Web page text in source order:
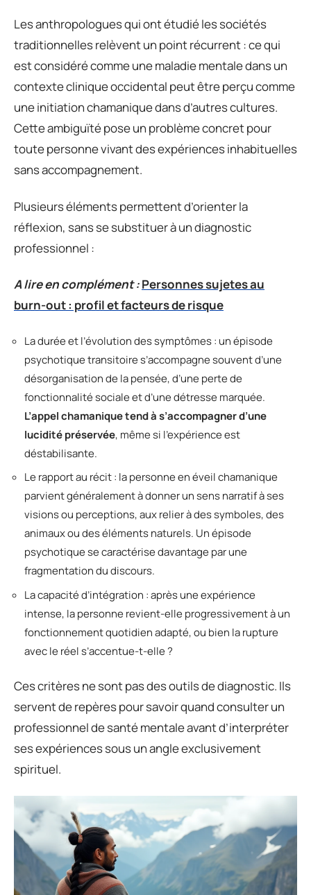
Les anthropologues qui ont étudié les sociétés
traditionnelles relèvent un point récurrent : ce qui
est considéré comme une maladie mentale dans un
contexte clinique occidental peut être perçu comme
une initiation chamanique dans d’autres cultures.
Cette ambiguïté pose un problème concret pour
toute personne vivant des expériences inhabituelles
sans accompagnement.
Plusieurs éléments permettent d’orienter la
réflexion, sans se substituer à un diagnostic
professionnel :
A lire en complément :Personnes sujetes au
burn-out : profil et facteurs de risque
La durée et l’évolution des symptômes : un épisode
psychotique transitoire s’accompagne souvent d’une
désorganisation de la pensée, d’une perte de
fonctionnalité sociale et d’une détresse marquée.
L’appel chamanique tend à s’accompagner d’une
lucidité préservée, même si l’expérience est
déstabilisante.
Le rapport au récit : la personne en éveil chamanique
parvient généralement à donner un sens narratif à ses
visions ou perceptions, aux relier à des symboles, des
animaux ou des éléments naturels. Un épisode
psychotique se caractérise davantage par une
fragmentation du discours.
La capacité d’intégration : après une expérience
intense, la personne revient-elle progressivement à un
fonctionnement quotidien adapté, ou bien la rupture
avec le réel s’accentue-t-elle ?
Ces critères ne sont pas des outils de diagnostic. Ils
servent de repères pour savoir quand consulter un
professionnel de santé mentale avant d’interpréter
ses expériences sous un angle exclusivement
spirituel.